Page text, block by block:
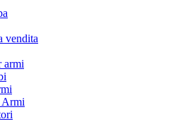
vendita
armi
Armi